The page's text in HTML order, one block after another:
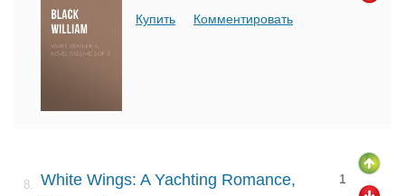
Купить Комментировать
8.
White Wings: A Yachting Romance,
1